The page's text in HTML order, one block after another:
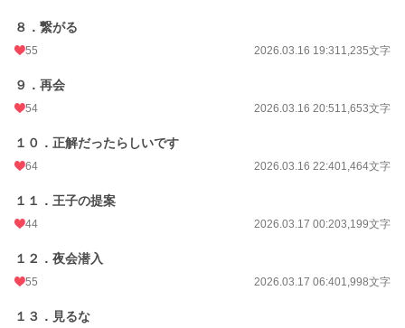
８．繋がる
55 2026.03.16 19:311,235文字
９．再会
54 2026.03.16 20:511,653文字
１０．正解だったらしいです
64 2026.03.16 22:401,464文字
１１．王子の提案
44 2026.03.17 00:203,199文字
１２．夜会潜入
55 2026.03.17 06:401,998文字
１３．見るな